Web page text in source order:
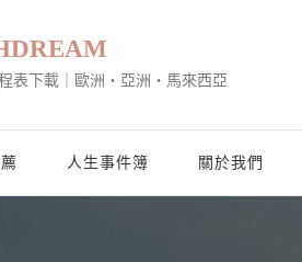
表下載｜歐洲・亞洲・馬來西亞
人生事件簿 關於我們